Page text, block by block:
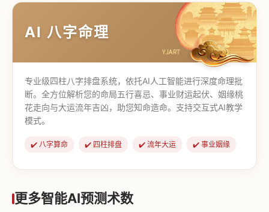
AI 八字命理
专业级四柱八字排盘系统，依托AI人工智能进行深度命理批
断。全方位解析您的命局五行喜忌、事业财运起伏、姻缘桃
花走向与大运流年吉凶，助您知命造命。支持交互式AI教学
模式。
✔️ 八字算命 ✔️ 四柱排盘 ✔️ 流年大运 ✔️ 事业姻缘
更多智能AI预测术数